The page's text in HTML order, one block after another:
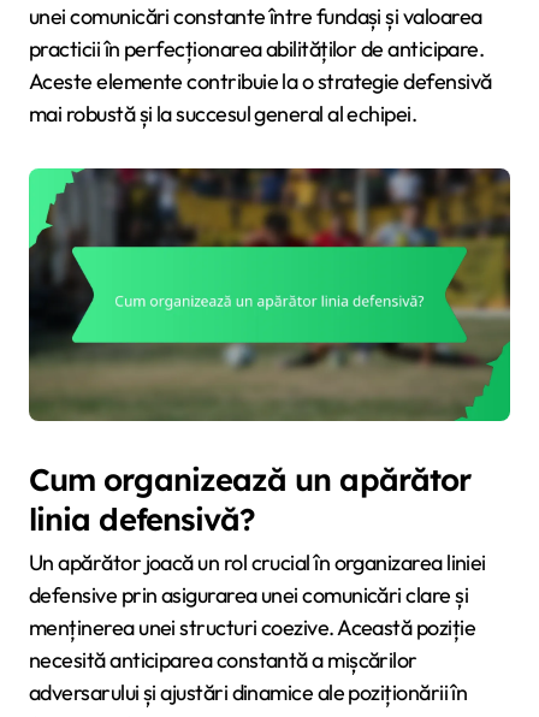
unei comunicări constante între fundași și valoarea
practicii în perfecționarea abilităților de anticipare.
Aceste elemente contribuie la o strategie defensivă
mai robustă și la succesul general al echipei.
Cum organizează un apărător
linia defensivă?
Un apărător joacă un rol crucial în organizarea liniei
defensive prin asigurarea unei comunicări clare și
menținerea unei structuri coezive. Această poziție
necesită anticiparea constantă a mișcărilor
adversarului și ajustări dinamice ale poziționării în